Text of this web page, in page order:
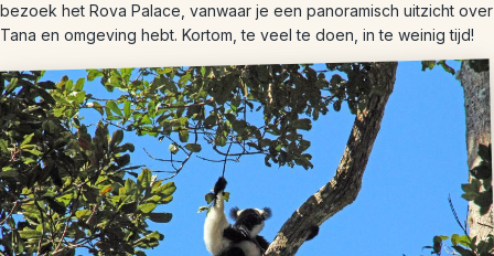
bezoek het Rova Palace, vanwaar je een panoramisch uitzicht over
Tana en omgeving hebt. Kortom, te veel te doen, in te weinig tijd!